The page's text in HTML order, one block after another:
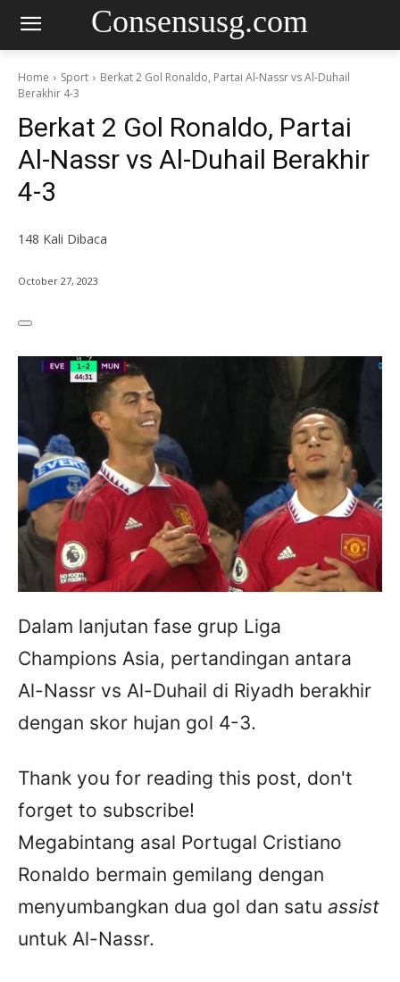
Consensusg.com
Home Sport
Berkat 2 Gol Ronaldo, Partai Al-Nassr vs Al-Duhail
Berakhir 4-3
Berkat 2 Gol Ronaldo, Partai
Al-Nassr vs Al-Duhail Berakhir
4-3
148 Kali Dibaca
October 27, 2023
Dalam lanjutan fase grup Liga
Champions Asia, pertandingan antara
Al-Nassr vs Al-Duhail di Riyadh berakhir
dengan skor hujan gol 4-3.
Thank you for reading this post, don't
forget to subscribe!
Megabintang asal Portugal Cristiano
Ronaldo bermain gemilang dengan
menyumbangkan dua gol dan satu assist
untuk Al-Nassr.